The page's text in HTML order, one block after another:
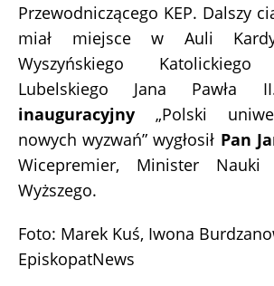
Przewodniczącego KEP. Dalszy
miał miejsce w Auli
Wyszyńskiego Katolickiego
Lubelskiego Jana
inauguracyjny „Polski
nowych wyzwań” wygłosił Pan
Wicepremier, Minister Nauki
Wyższego.
Foto: Marek Kuś, Iwona
EpiskopatNews